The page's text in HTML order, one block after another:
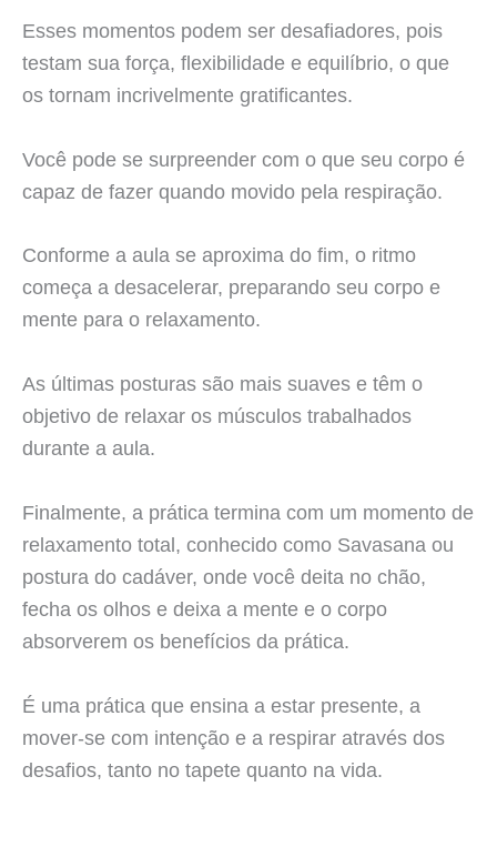
Esses momentos podem ser desafiadores, pois
testam sua força, flexibilidade e equilíbrio, o que
os tornam incrivelmente gratificantes.
Você pode se surpreender com o que seu corpo é
capaz de fazer quando movido pela respiração.
Conforme a aula se aproxima do fim, o ritmo
começa a desacelerar, preparando seu corpo e
mente para o relaxamento.
As últimas posturas são mais suaves e têm o
objetivo de relaxar os músculos trabalhados
durante a aula.
Finalmente, a prática termina com um momento de
relaxamento total, conhecido como Savasana ou
postura do cadáver, onde você deita no chão,
fecha os olhos e deixa a mente e o corpo
absorverem os benefícios da prática.
É uma prática que ensina a estar presente, a
mover-se com intenção e a respirar através dos
desafios, tanto no tapete quanto na vida.